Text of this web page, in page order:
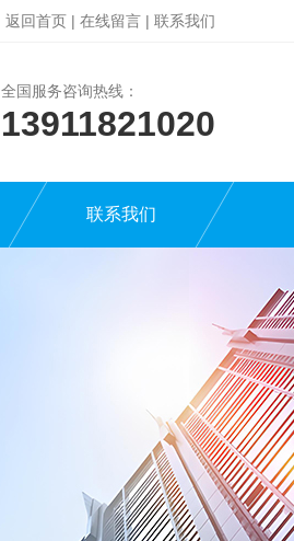
返回首页 | 在线留言 | 联系我们
全国服务咨询热线：
13911821020
联系我们